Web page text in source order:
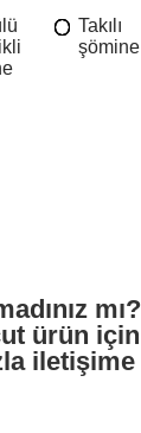
Takılı
şömine
mı?
ürün için
iletişime